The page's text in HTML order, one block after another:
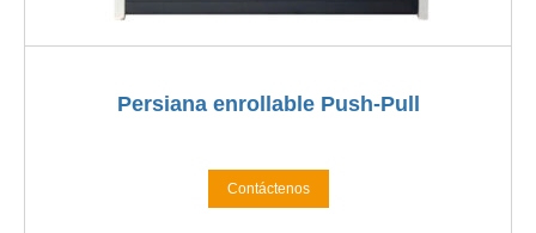
Persiana enrollable Push-Pull
Contáctenos